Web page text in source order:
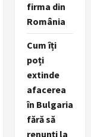
firma din
România
Cum îți
poți
extinde
afacerea
în Bulgaria
fără să
renunți la